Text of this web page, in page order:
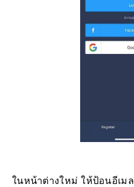
ในหน้าต่างใหม่ ให้ป้อนอีเม